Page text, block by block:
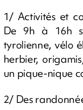
1/ Activités et
De 9h à 16h
tyrolienne, vélo
herbier,
un pique-nique
2/ Des